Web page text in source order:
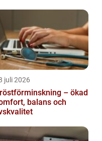
juli 2026
– ökad
balans och